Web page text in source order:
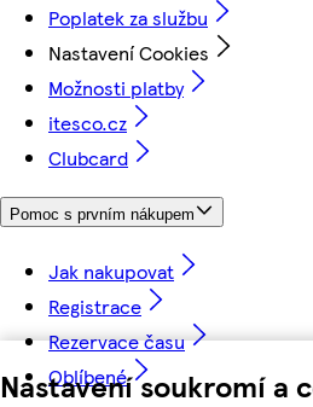
Nastavení soukromí a
Poplatek za službu
Nastavení Cookies
Možnosti platby
itesco.cz
Clubcard
Pomoc s prvním nákupem
Jak nakupovat
Registrace
Rezervace času
Oblíbené